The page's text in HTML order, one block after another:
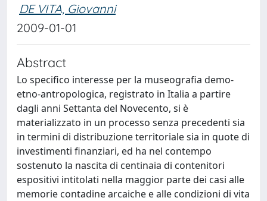
DE VITA, Giovanni
2009-01-01
Abstract
Lo specifico interesse per la museografia demo-
etno-antropologica, registrato in Italia a partire
dagli anni Settanta del Novecento, si è
materializzato in un processo senza precedenti sia
in termini di distribuzione territoriale sia in quote di
investimenti finanziari, ed ha nel contempo
sostenuto la nascita di centinaia di contenitori
espositivi intitolati nella maggior parte dei casi alle
memorie contadine arcaiche e alle condizioni di vita